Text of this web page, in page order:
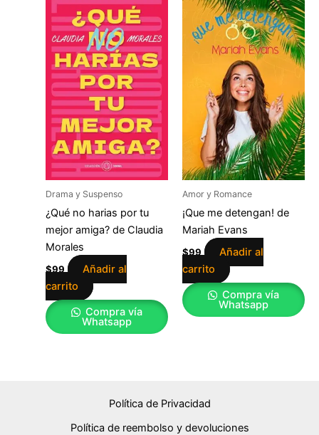
Drama y Suspenso
¿Qué no harias por tu
mejor amiga? de Claudia
Morales
$99
Añadir al
carrito
Compra vía
Whatsapp
Amor y Romance
¡Que me detengan! de
Mariah Evans
$99
Añadir al
carrito
Compra vía
Whatsapp
Política de Privacidad
Política de reembolso y devoluciones